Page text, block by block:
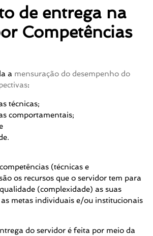
de entrega na
Competências
a mensuração do desempenho do
:
técnicas;
comportamentais;
.
(técnicas e
os recursos que o servidor tem para
(complexidade) as suas
metas individuais e/ou institucionais
do servidor é feita por meio da